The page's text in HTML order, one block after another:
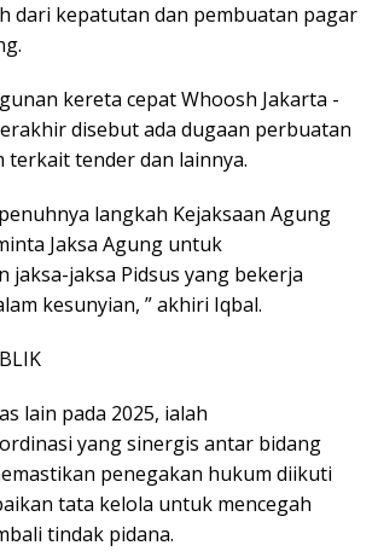
dari kepatutan dan pembuatan pagar
kereta cepat Whoosh Jakarta -
disebut ada dugaan perbuatan
terkait tender dan lainnya.
langkah Kejaksaan Agung
Jaksa Agung untuk
jaksa-jaksa Pidsus yang bekerja
kesunyian, ” akhiri Iqbal.
lain pada 2025, ialah
yang sinergis antar bidang
penegakan hukum diikuti
tata kelola untuk mencegah
tindak pidana.